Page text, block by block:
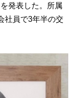
発表した。所属
社員で3年半の交